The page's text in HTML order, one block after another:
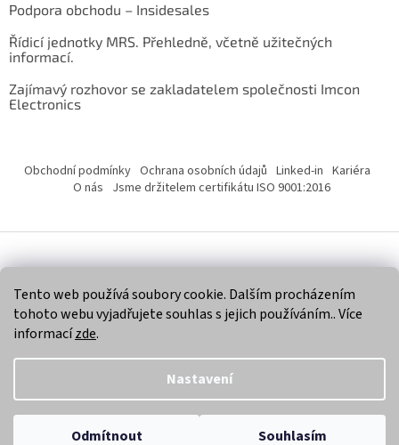
Tento web používá soubory cookie. Dalším procházením
tohoto webu vyjadřujete souhlas s jejich používáním.. Více
informacízde.
Nastavení
Odmítnout Souhlasím
Podpora obchodu – Insidesales
Řídicí jednotky MRS. Přehledně, včetně užitečných
informací.
Zajímavý rozhovor se zakladatelem společnosti Imcon
Electronics
Obchodní podmínky Ochrana osobních údajů Linked-in Kariéra
O nás Jsme držitelem certifikátu ISO 9001:2016
Copyright 2026